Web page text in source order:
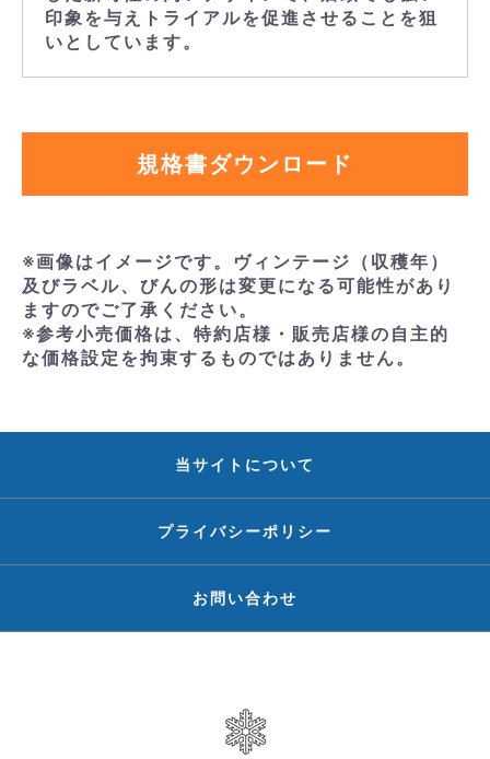
印象を与えトライアルを促進させることを狙
いとしています。
規格書ダウンロード
※画像はイメージです。ヴィンテージ（収穫年）
及びラベル、びんの形は変更になる可能性があり
ますのでご了承ください。
※参考小売価格は、特約店様・販売店様の自主的
な価格設定を拘束するものではありません。
当サイトについて
プライバシーポリシー
お問い合わせ